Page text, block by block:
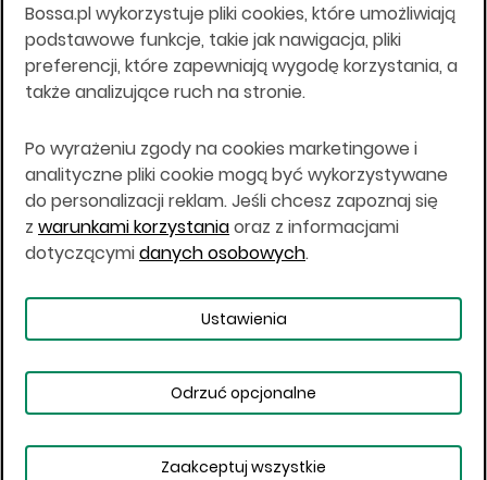
Wszelkie informacje na niniejszej stronie w tym
informacje o produktach inwestycyjnych nie są
kierowane do osób mających miejsce
zamieszkania lub pobytu w Stanach
Japonii, ani w dowolnej innej jurysdykcji, w której
taki materiał byłby sprzeczny z prawem lub w
których zgodne z prawem nabycie produktów
inwestycyjnych nie jest możliwe lub w której nie
jest możliwe złożenie oferty. Prawa obowiązujące
w danej jurysdykcji określają, czy jest możliwe
nabycie poszczególnych produktów
Copyright © 2026 BOŚ | BOSSA.PL
Warunki korzystania
Dane osobowe
Bossa.pl wykorzystuje pliki cookies, które umożliwiają
podstawowe funkcje, takie jak nawigacja, pliki
preferencji, które zapewniają wygodę korzystania, a
także analizujące ruch na stronie.
Po wyrażeniu zgody na cookies marketingowe i
analityczne pliki cookie mogą być wykorzystywane
do personalizacji reklam. Jeśli chcesz zapoznaj się
z warunkami korzystaniaoraz z informacjami
dotyczącymidanych osobowych.
Ustawienia
Odrzuć opcjonalne
Zaakceptuj wszystkie